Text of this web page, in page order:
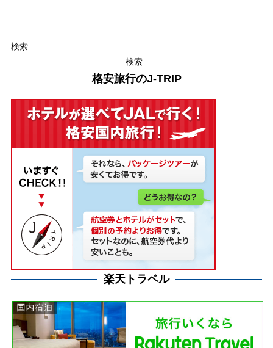
検索
検索
格安旅行のJ-TRIP
楽天トラベル